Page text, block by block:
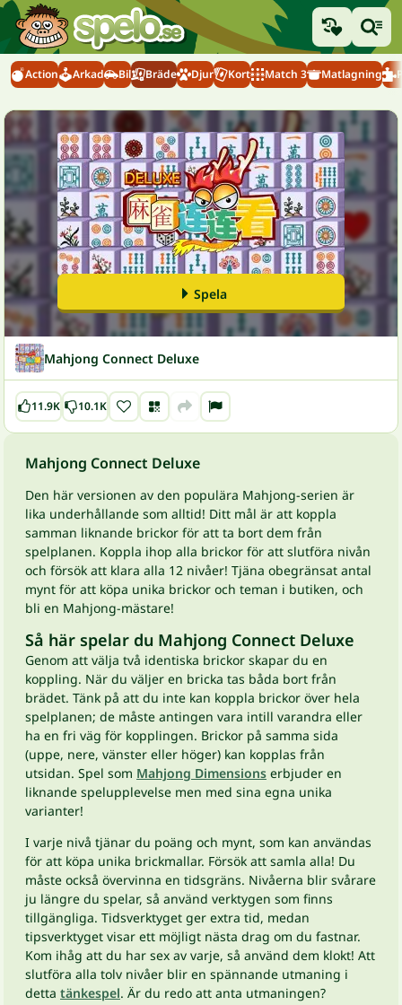
Action Arkad Bil Bräde Djur Kort Match 3 Matlagning
Spela
Mahjong Connect Deluxe
11.9K 10.1K
Mahjong Connect Deluxe
Den här versionen av den populära Mahjong-serien är
lika underhållande som alltid! Ditt mål är att koppla
samman liknande brickor för att ta bort dem från
spelplanen. Koppla ihop alla brickor för att slutföra nivån
och försök att klara alla 12 nivåer! Tjäna obegränsat antal
mynt för att köpa unika brickor och teman i butiken, och
bli en Mahjong-mästare!
Så här spelar du Mahjong Connect Deluxe
Genom att välja två identiska brickor skapar du en
koppling. När du väljer en bricka tas båda bort från
brädet. Tänk på att du inte kan koppla brickor över hela
spelplanen; de måste antingen vara intill varandra eller
ha en fri väg för kopplingen. Brickor på samma sida
(uppe, nere, vänster eller höger) kan kopplas från
utsidan. Spel som Mahjong Dimensions erbjuder en
liknande spelupplevelse men med sina egna unika
varianter!
I varje nivå tjänar du poäng och mynt, som kan användas
för att köpa unika brickmallar. Försök att samla alla! Du
måste också övervinna en tidsgräns. Nivåerna blir svårare
ju längre du spelar, så använd verktygen som finns
tillgängliga. Tidsverktyget ger extra tid, medan
tipsverktyget visar ett möjligt nästa drag om du fastnar.
Kom ihåg att du har sex av varje, så använd dem klokt! Att
slutföra alla tolv nivåer blir en spännande utmaning i
detta tänkespel. Är du redo att anta utmaningen?